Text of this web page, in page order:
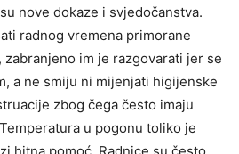
nove dokaze i svjedočanstva.
radnog vremena primorane
im je razgovarati jer se
a ne smiju ni mijenjati higijenske
zbog čega često imaju
u pogonu toliko je